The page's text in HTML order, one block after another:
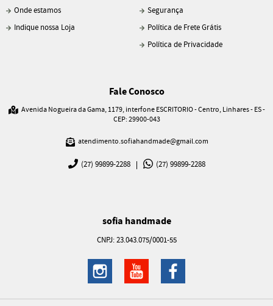
Onde estamos
Indique nossa Loja
Segurança
Política de Frete Grátis
Política de Privacidade
Fale Conosco
Avenida Nogueira da Gama, 1179, interfone ESCRITORIO-Centro, Linhares-ES-
CEP: 29900-043
atendimento.sofiahandmade@gmail.com
(27) 99899-2288 (27) 99899-2288
sofia handmade
CNPJ: 23.043.075/0001-55